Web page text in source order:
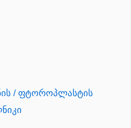
/ ფტოროპლასტის